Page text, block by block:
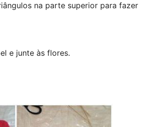
na parte superior para fazer
e junte às flores.